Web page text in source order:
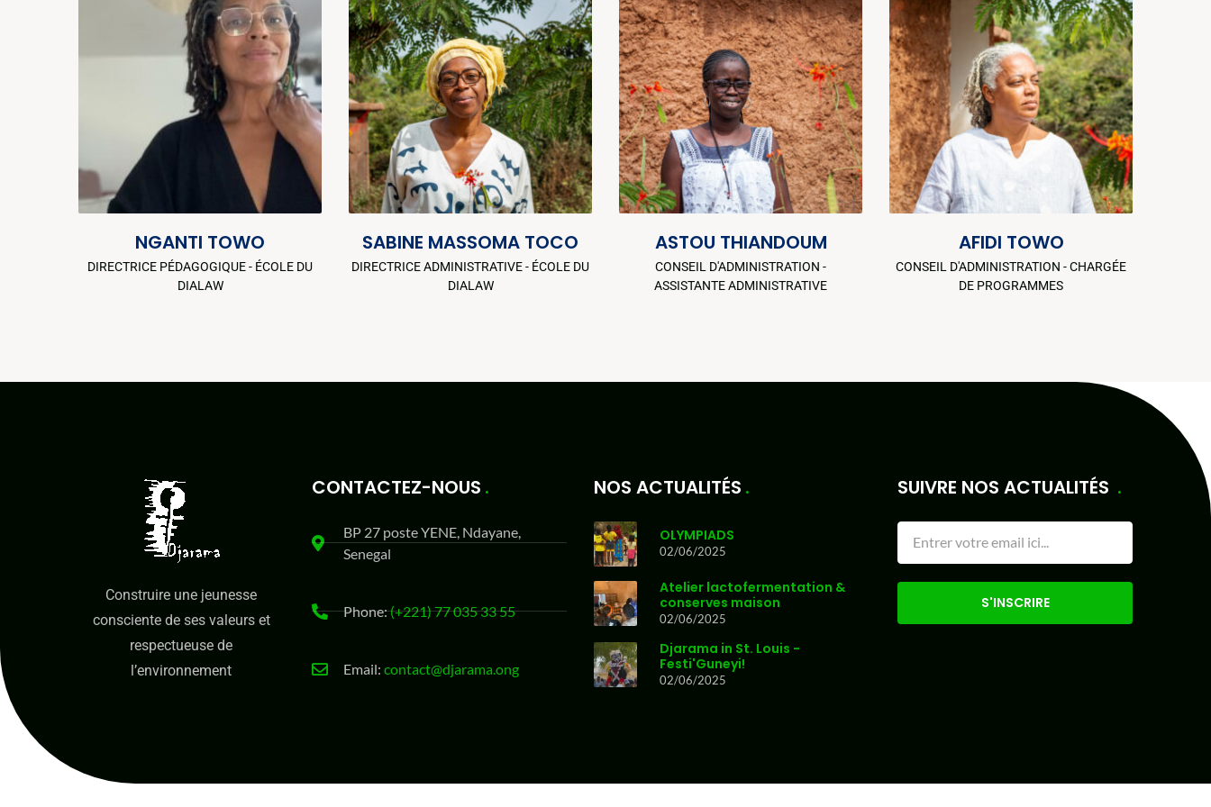
NGANTI TOWO
DIRECTRICE PÉDAGOGIQUE - ÉCOLE DU
DIALAW
SABINE MASSOMA TOCO
DIRECTRICE ADMINISTRATIVE - ÉCOLE DU
DIALAW
ASTOU THIANDOUM
CONSEIL D'ADMINISTRATION -
ASSISTANTE ADMINISTRATIVE
AFIDI TOWO
CONSEIL D'ADMINISTRATION - CHARGÉE
DE PROGRAMMES
Construire une jeunesse
consciente de ses valeurs et
respectueuse de
l’environnement
CONTACTEZ-NOUS
BP 27 poste YENE, Ndayane,
Senegal
Phone:(+221) 77 035 33 55
Email:contact@djarama.ong
NOS ACTUALITÉS
OLYMPIADS
02/06/2025
Atelier lactofermentation &
conserves maison
02/06/2025
Djarama in St. Louis -
Festi'Guneyi!
02/06/2025
SUIVRE NOS ACTUALITÉS
S'INSCRIRE